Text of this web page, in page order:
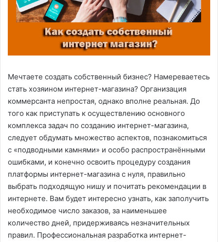
Мечтаете создать собственный бизнес? Намереваетесь
стать хозяином интернет-магазина? Организация
коммерсанта непростая, однако вполне реальная. До
того как приступать к осуществлению основного
комплекса задач по созданию интернет-магазина,
следует обдумать множество аспектов, познакомиться
с «подводными камнями» и особо распространёнными
ошибками, и конечно освоить процедуру создания
платформы интернет-магазина с нуля, правильно
выбрать подходящую нишу и почитать рекомендации в
интернете. Вам будет интересно узнать, как заполучить
необходимое число заказов, за наименьшее
количество дней, придерживаясь незначительных
правил. Профессиональная разработка интернет-